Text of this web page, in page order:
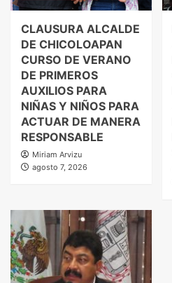
CLAUSURA ALCALDE
DE CHICOLOAPAN
CURSO DE VERANO
DE PRIMEROS
AUXILIOS PARA
NIÑAS Y NIÑOS PARA
ACTUAR DE MANERA
RESPONSABLE
Miriam Arvizu
agosto 7, 2026